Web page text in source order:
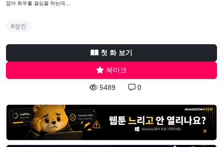
잡아 휘두를 결심을 하는데…
#성인
첫 화 보기
북마크
5489 0